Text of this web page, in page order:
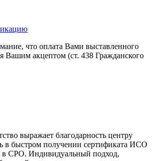
что оплата Вами выставленного
Вашим акцептом (ст. 438 Гражданского
выражает благодарность центру
в быстром получении сертификата ИСО
в СРО. Индивидуальный подход,